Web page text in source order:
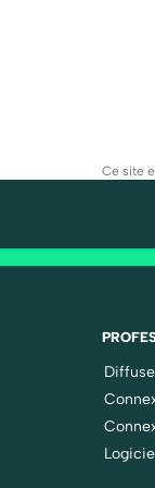
Ce site